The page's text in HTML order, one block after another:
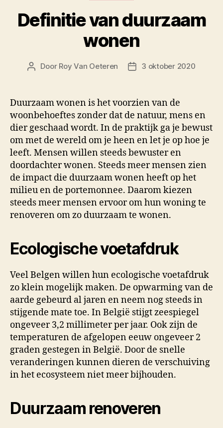
Definitie van duurzaam
wonen
Berichtauteur
Door Roy Van Oeteren Berichtdatum
3 oktober 2020
Duurzaam wonen is het voorzien van de
woonbehoeftes zonder dat de natuur, mens en
dier geschaad wordt. In de praktijk ga je bewust
om met de wereld om je heen en let je op hoe je
leeft. Mensen willen steeds bewuster en
doordachter wonen. Steeds meer mensen zien
de impact die duurzaam wonen heeft op het
milieu en de portemonnee. Daarom kiezen
steeds meer mensen ervoor om hun woning te
renoveren om zo duurzaam te wonen.
Ecologische voetafdruk
Veel Belgen willen hun ecologische voetafdruk
zo klein mogelijk maken. De opwarming van de
aarde gebeurd al jaren en neem nog steeds in
stijgende mate toe. In België stijgt zeespiegel
ongeveer 3,2 millimeter per jaar. Ook zijn de
temperaturen de afgelopen eeuw ongeveer 2
graden gestegen in België. Door de snelle
veranderingen kunnen dieren de verschuiving
in het ecosysteem niet meer bijhouden.
Duurzaam renoveren